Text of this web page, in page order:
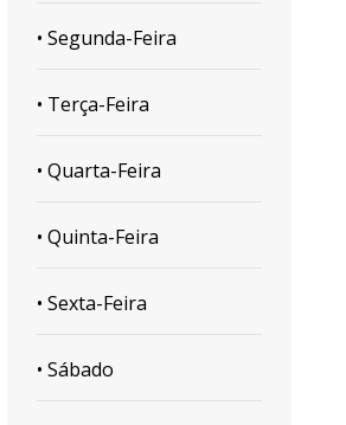
• Segunda-Feira
• Terça-Feira
• Quarta-Feira
• Quinta-Feira
• Sexta-Feira
• Sábado